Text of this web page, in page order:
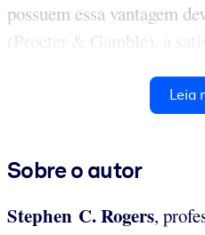
possuem essa vantagem
(Procter & Gamble), a
Leia
Sobre o autor
Stephen C.Rogers,